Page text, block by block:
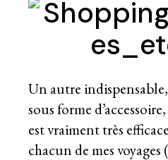
Un autre
sous forme
est vraiment très
chacun de mes voyages